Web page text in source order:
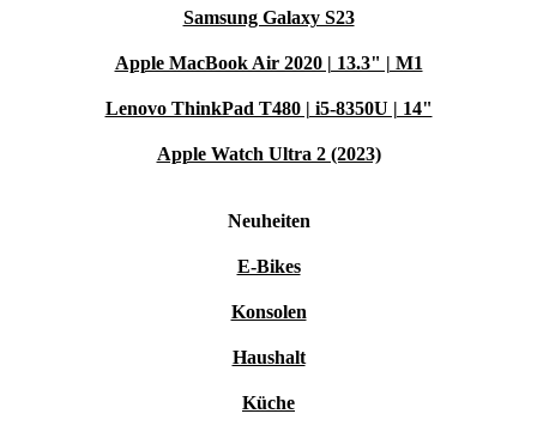
Samsung Galaxy S23
Apple MacBook Air 2020 | 13.3" | M1
Lenovo ThinkPad T480 | i5-8350U | 14"
Apple Watch Ultra 2 (2023)
Neuheiten
E-Bikes
Konsolen
Haushalt
Küche